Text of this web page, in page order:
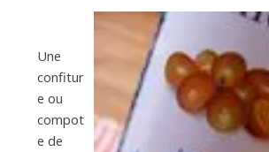
Une
confitur
e ou
compot
e de